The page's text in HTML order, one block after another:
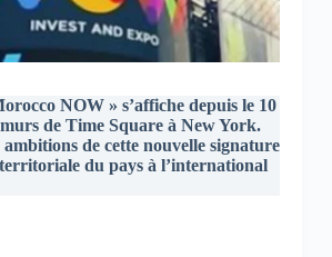
NOW » s’affiche depuis le 10
de Time Square à New York.
ambitions de cette nouvelle signature
du pays à l’international